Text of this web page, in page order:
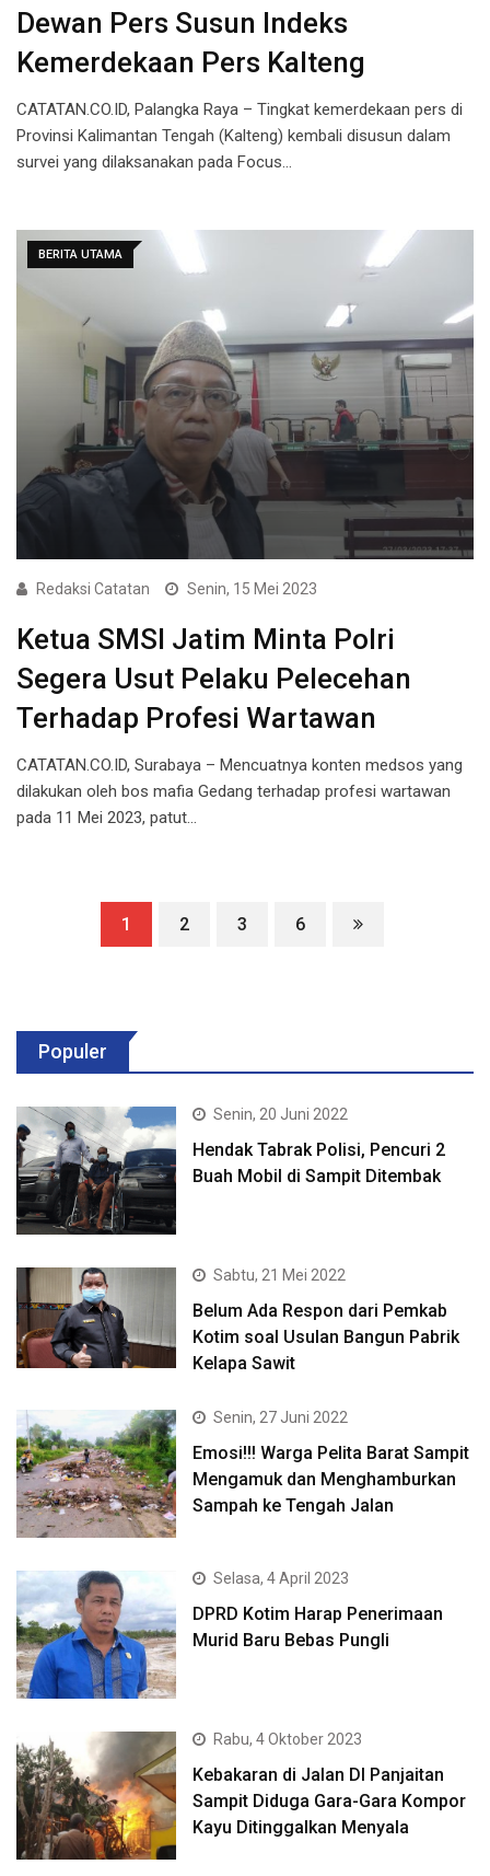
Dewan Pers Susun Indeks
Kemerdekaan Pers Kalteng
CATATAN.CO.ID, Palangka Raya – Tingkat kemerdekaan pers di
Provinsi Kalimantan Tengah (Kalteng) kembali disusun dalam
survei yang dilaksanakan pada Focus…
BERITA UTAMA
Redaksi Catatan Senin, 15 Mei 2023
Ketua SMSI Jatim Minta Polri
Segera Usut Pelaku Pelecehan
Terhadap Profesi Wartawan
CATATAN.CO.ID, Surabaya – Mencuatnya konten medsos yang
dilakukan oleh bos mafia Gedang terhadap profesi wartawan
pada 11 Mei 2023, patut…
1 2 3 6
Populer
Senin, 20 Juni 2022
Hendak Tabrak Polisi, Pencuri 2
Buah Mobil di Sampit Ditembak
Sabtu, 21 Mei 2022
Belum Ada Respon dari Pemkab
Kotim soal Usulan Bangun Pabrik
Kelapa Sawit
Senin, 27 Juni 2022
Emosi!!! Warga Pelita Barat Sampit
Mengamuk dan Menghamburkan
Sampah ke Tengah Jalan
Selasa, 4 April 2023
DPRD Kotim Harap Penerimaan
Murid Baru Bebas Pungli
Rabu, 4 Oktober 2023
Kebakaran di Jalan DI Panjaitan
Sampit Diduga Gara-Gara Kompor
Kayu Ditinggalkan Menyala